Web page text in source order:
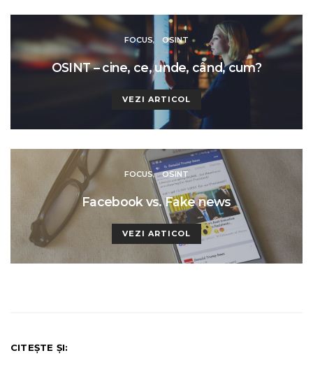
FOCUS OSINT
OSINT – cine, ce, unde, când, cum?
VEZI ARTICOL
FOCUS OSINT
Facebook vs. Fake news
VEZI ARTICOL
CITEȘTE ȘI: